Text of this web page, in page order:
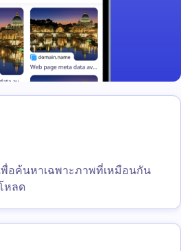
พื่อค้นหาเฉพาะภาพที่เหมือนกัน
หลด